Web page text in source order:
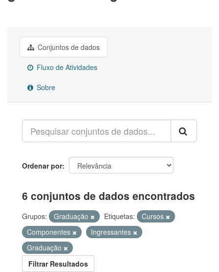
Conjuntos de dados
Fluxo de Atividades
Sobre
Ordenar por
6 conjuntos de dados encontrados
Grupos: Graduação Etiquetas:
Cursos
Componentes
Ingressantes
Graduação
Filtrar Resultados